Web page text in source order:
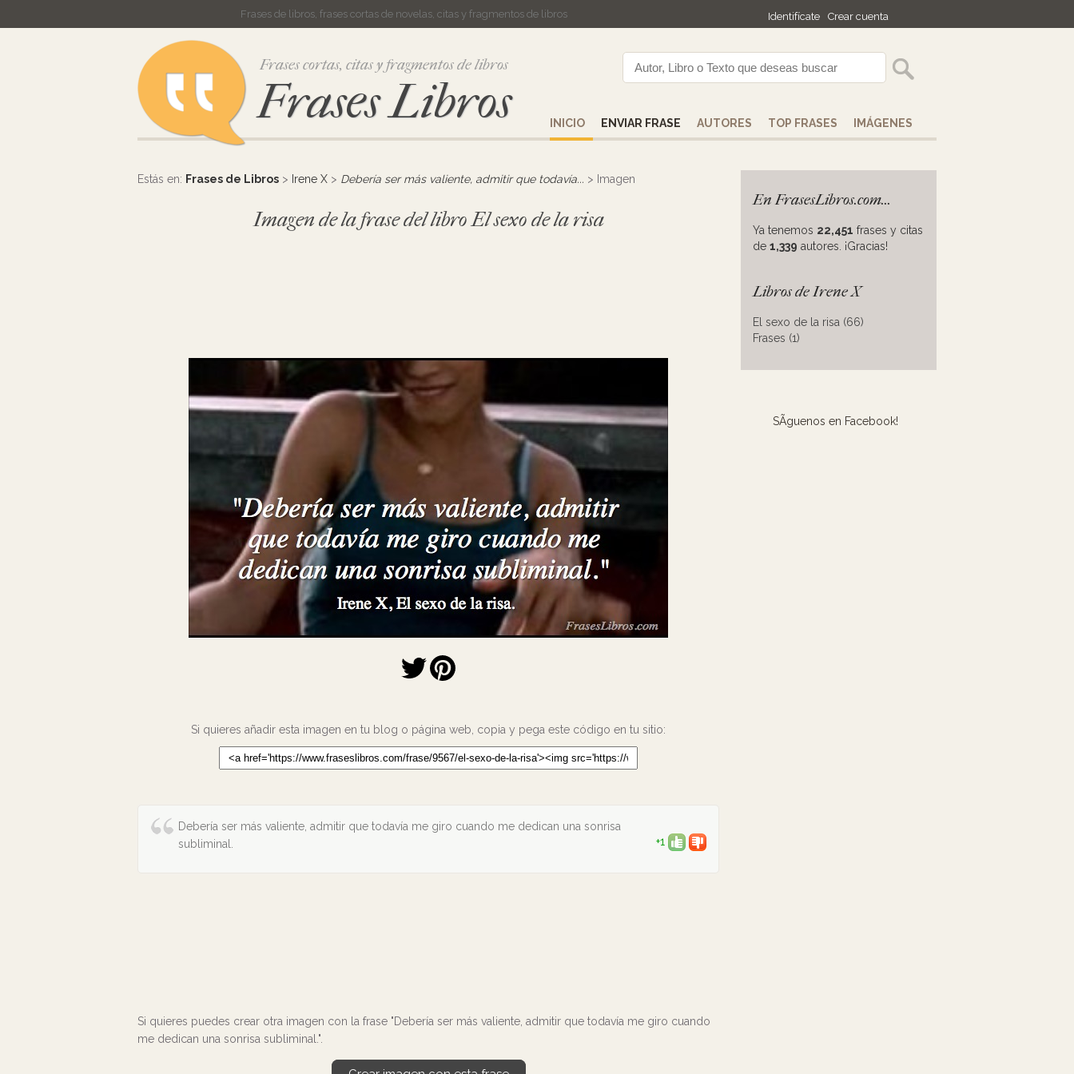
Identifícate Crear cuenta
Frases de libros, frases cortas de novelas, citas y fragmentos de libros
Frases cortas, citas y fragmentos de libros
Frases Libros INICIO ENVIAR FRASE AUTORES TOP FRASES IMÁGENES
Estás en: Frases de Libros > Irene X > Debería ser más valiente, admitir que todavía... > Imagen
Imagen de la frase del libro El sexo de la risa
Si quieres añadir esta imagen en tu blog o página web, copia y pega este código en tu sitio:
Debería ser más valiente, admitir que todavía me giro cuando me dedican una sonrisa
subliminal.
+1
Si quieres puedes crear otra imagen con la frase "Debería ser más valiente, admitir que todavía me giro cuando
me dedican una sonrisa subliminal.".
En FrasesLibros.com...
Ya tenemos 22,451 frases y citas
de 1,339 autores. ¡Gracias!
Libros de Irene X
El sexo de la risa (66)
Frases (1)
SÃ­guenos en Facebook!